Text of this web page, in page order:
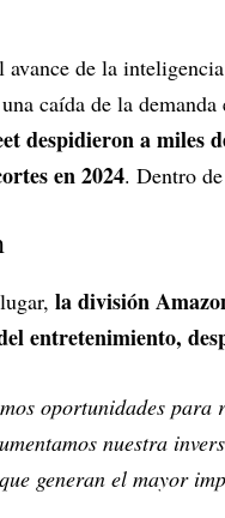
avance de la
caída de la demanda
despidieron a miles
en 2024. Dentro
la división
entretenimiento,
oportunidades para
nuestra
generan el mayor